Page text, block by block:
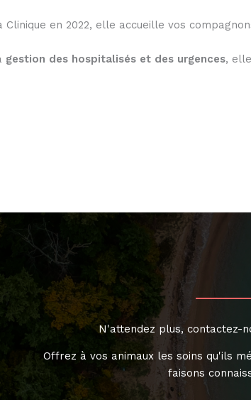
Clinique en 2022, elle accueille vos
gestion des hospitalisés et des urgences,
N'attendez plus, contactez-
Offrez à vos animaux les soins qu'ils
faisons